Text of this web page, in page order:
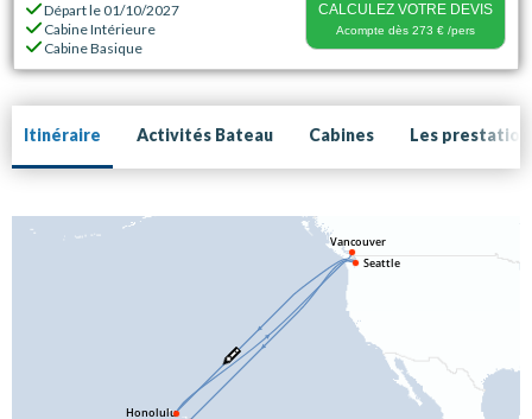
Départ le01/10/2027
Cabine Intérieure
Cabine Basique
CALCULEZ VOTRE DEVIS
Acompte dès 273 €/pers
Itinéraire Activités Bateau Cabines Les